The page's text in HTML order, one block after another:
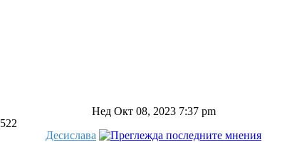
522
Нед Окт 08, 2023 7:37 pm
Десислава